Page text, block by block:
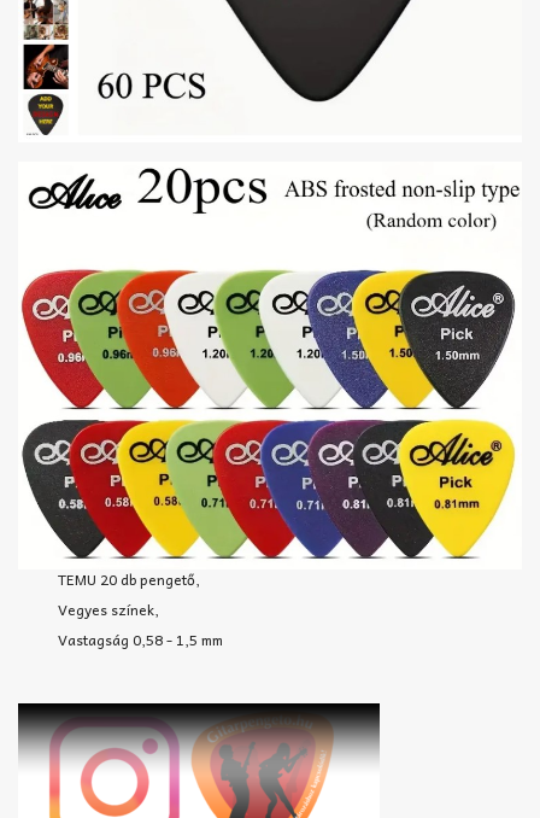
TEMU 20 db pengető,
Vegyes színek,
Vastagság 0,58 - 1,5 mm